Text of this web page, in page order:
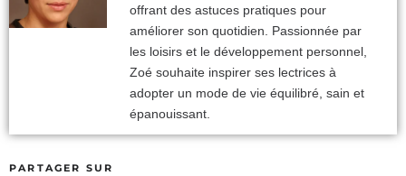
offrant des astuces pratiques pour
améliorer son quotidien. Passionnée par
les loisirs et le développement personnel,
Zoé souhaite inspirer ses lectrices à
adopter un mode de vie équilibré, sain et
épanouissant.
PARTAGER SUR